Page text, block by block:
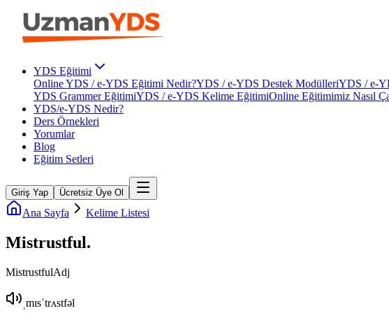
YDS Eğitimi
Online YDS / e-YDS Eğitimi Nedir?YDS / e-YDS Destek ModülleriYDS / e-
YDS Grammer EğitimiYDS / e-YDS Kelime EğitimiOnline Eğitimimiz Nasıl
YDS/e-YDS Nedir?
Ders Örnekleri
Yorumlar
Blog
Eğitim Setleri
Giriş Yap Ücretsiz Üye Ol
Ana Sayfa Kelime Listesi
Mistrustful.
MistrustfulAdj
ˌmɪsˈtrʌstfəl